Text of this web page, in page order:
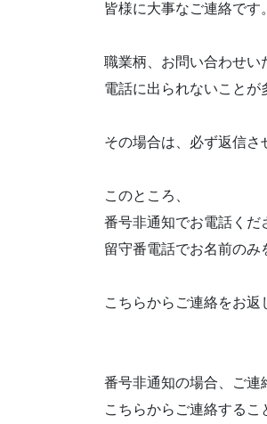
皆様に大事なご連絡です。
職業柄、お問い合わせい
電話に出られないことが
その場合は、必ず返信さ
このところ、
番号非通知でお電話くだ
留守番電話でお名前のみ
こちらからご連絡をお返
番号非通知の場合、ご連
こちらからご連絡するこ